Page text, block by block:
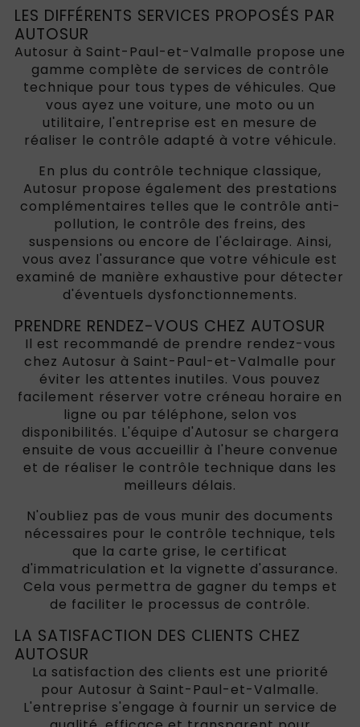
LES DIFFÉRENTS SERVICES PROPOSÉS PAR
AUTOSUR
Autosur à Saint-Paul-et-Valmalle propose une
gamme complète de services de contrôle
technique pour tous types de véhicules. Que
vous ayez une voiture, une moto ou un
utilitaire, l'entreprise est en mesure de
réaliser le contrôle adapté à votre véhicule.
En plus du contrôle technique classique,
Autosur propose également des prestations
complémentaires telles que le contrôle anti-
pollution, le contrôle des freins, des
suspensions ou encore de l'éclairage. Ainsi,
vous avez l'assurance que votre véhicule est
examiné de manière exhaustive pour détecter
d'éventuels dysfonctionnements.
PRENDRE RENDEZ-VOUS CHEZ AUTOSUR
Il est recommandé de prendre rendez-vous
chez Autosur à Saint-Paul-et-Valmalle pour
éviter les attentes inutiles. Vous pouvez
facilement réserver votre créneau horaire en
ligne ou par téléphone, selon vos
disponibilités. L'équipe d'Autosur se chargera
ensuite de vous accueillir à l'heure convenue
et de réaliser le contrôle technique dans les
meilleurs délais.
N'oubliez pas de vous munir des documents
nécessaires pour le contrôle technique, tels
que la carte grise, le certificat
d'immatriculation et la vignette d'assurance.
Cela vous permettra de gagner du temps et
de faciliter le processus de contrôle.
LA SATISFACTION DES CLIENTS CHEZ
AUTOSUR
La satisfaction des clients est une priorité
pour Autosur à Saint-Paul-et-Valmalle.
L'entreprise s'engage à fournir un service de